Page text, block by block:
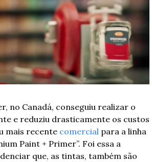
no Canadá, conseguiu realizar o
e reduziu drasticamente os custos
mais recente comercial para a linha
Paint + Primer”. Foi essa a
que, as tintas, também são